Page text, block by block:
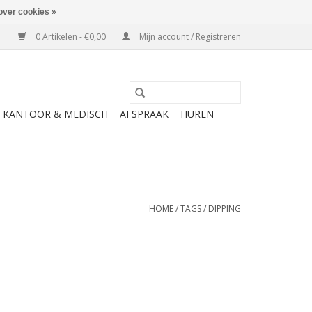
0 Artikelen - €0,00 Mijn account / Registreren
KANTOOR & MEDISCH AFSPRAAK HUREN
HOME/TAGS/ DIPPING
cookies »